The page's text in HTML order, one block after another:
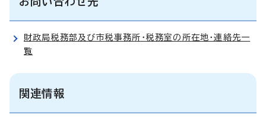
財政局税務部及び市税事務所・税務室の所在地・連絡先一
覧
関連情報